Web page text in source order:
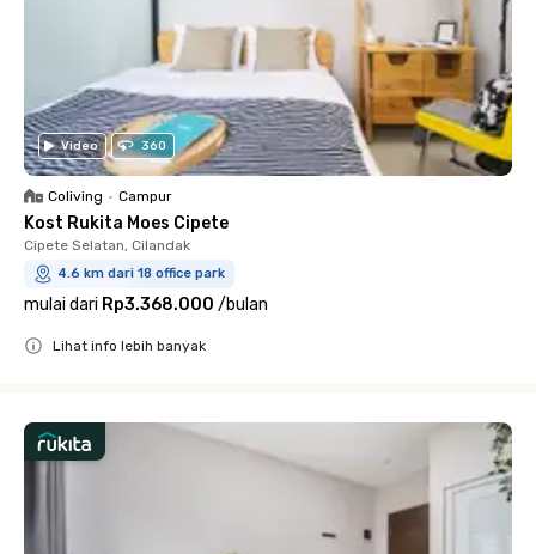
Video 360
Coliving • Campur
Kost Rukita Moes Cipete
Cipete Selatan, Cilandak
4.6 km dari 18 office park
mulai dari Rp3.368.000 /bulan
Lihat info lebih banyak